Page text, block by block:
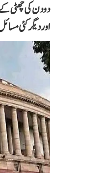
دو دن کی چھٹی
اور دیگر کئی